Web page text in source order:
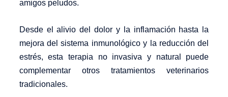
amigos peludos.
Desde el alivio del dolor y la inflamación hasta la
mejora del sistema inmunológico y la reducción del
estrés, esta terapia no invasiva y natural puede
complementar otros tratamientos veterinarios
tradicionales.